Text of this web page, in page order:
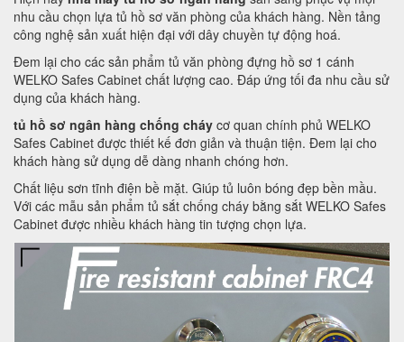
nhu cầu chọn lựa tủ hồ sơ văn phòng của khách hàng. Nền tảng
công nghệ sản xuất hiện đại với dây chuyền tự động hoá.
Đem lại cho các sản phẩm tủ văn phòng đựng hồ sơ 1 cánh
WELKO Safes Cabinet chất lượng cao. Đáp ứng tối đa nhu cầu sử
dụng của khách hàng.
tủ hồ sơ ngân hàng chống cháy cơ quan chính phủ WELKO
Safes Cabinet được thiết kế đơn giản và thuận tiện. Đem lại cho
khách hàng sử dụng dễ dàng nhanh chóng hơn.
Chất liệu sơn tĩnh điện bề mặt. Giúp tủ luôn bóng đẹp bền mầu.
Với các mẫu sản phẩm tủ sắt chống cháy bằng sắt WELKO Safes
Cabinet được nhiều khách hàng tin tượng chọn lựa.